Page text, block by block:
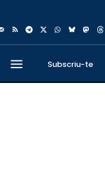
Subscriu-te